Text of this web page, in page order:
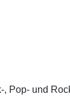
Pop- und